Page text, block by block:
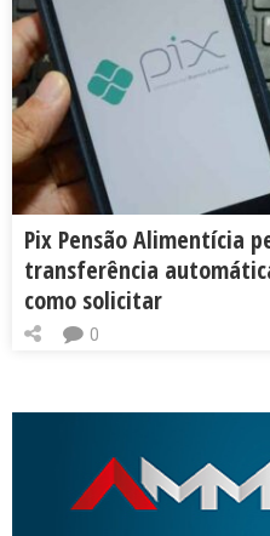
Pix Pensão Alimentícia
transferência
como solicitar
0